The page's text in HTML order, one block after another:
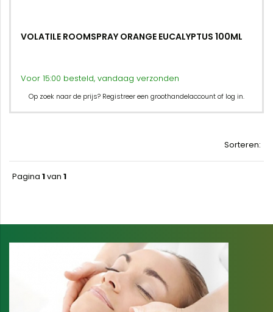
VOLATILE ROOMSPRAY ORANGE EUCALYPTUS 100ML
Voor 15:00 besteld, vandaag verzonden
Op zoek naar de prijs? Registreer een groothandelaccount of log in.
Sorteren:
Pagina 1van 1